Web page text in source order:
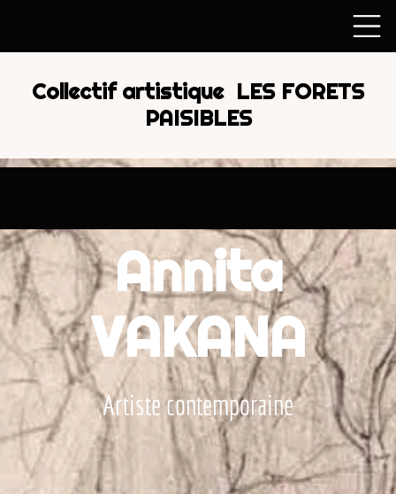
Collectif artistique LES FORETS
PAISIBLES
Annita
VAKANA
Artiste contemporaine